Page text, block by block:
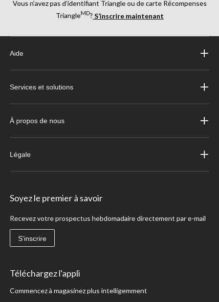
Vous n’avez pas d’identifiant Triangle ou de carte Récompenses
TriangleMD? S’inscrire maintenant
Aide
Services et solutions
À propos de nous
Légale
Soyez le premier à savoir
Recevez votre prospectus hebdomadaire directement par e-mail
S'inscrire
Téléchargez l'appli
Commencez à magasinez plus intelligemment